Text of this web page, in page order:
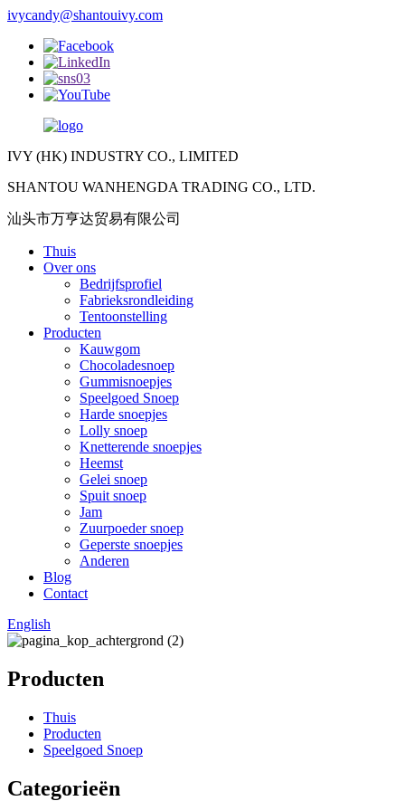
ivycandy@shantouivy.com
IVY (HK) INDUSTRY CO., LIMITED
SHANTOU WANHENGDA TRADING CO., LTD.
汕头市万亨达贸易有限公司
Thuis
Over ons
Bedrijfsprofiel
Fabrieksrondleiding
Tentoonstelling
Producten
Kauwgom
Chocoladesnoep
Gummisnoepjes
Speelgoed Snoep
Harde snoepjes
Lolly snoep
Knetterende snoepjes
Heemst
Gelei snoep
Spuit snoep
Jam
Zuurpoeder snoep
Geperste snoepjes
Anderen
Blog
Contact
English
Producten
Thuis
Producten
Speelgoed Snoep
Categorieën